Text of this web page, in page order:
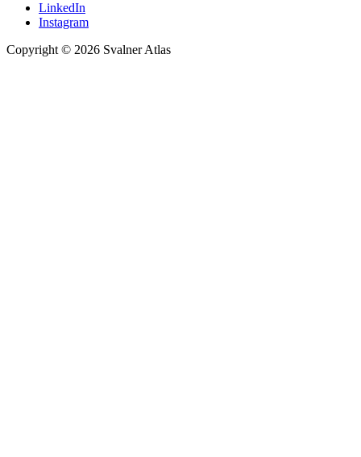
LinkedIn
Instagram
Copyright © 2026 Svalner Atlas